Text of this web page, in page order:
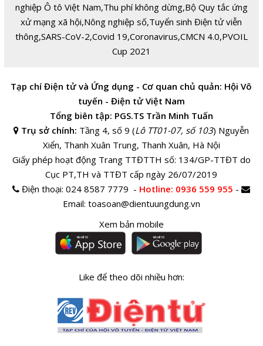
nghiệp Ô tô Việt Nam,Thu phí không dừng,Bộ Quy tắc ứng
xử mạng xã hội,Nông nghiệp số,Tuyển sinh Điện tử viễn
thông,SARS-CoV-2,Covid 19,Coronavirus,CMCN 4.0,PVOIL
Cup 2021
Tạp chí Điện tử và Ứng dụng - Cơ quan chủ quản: Hội Vô
tuyến - Điện tử Việt Nam
Tổng biên tập: PGS.TS Trần Minh Tuấn
Trụ sở chính: Tầng 4, số 9 (Lô TT01-07, số 103) Nguyễn
Xiển, Thanh Xuân Trung, Thanh Xuân, Hà Nội
Giấy phép hoạt động Trang TTĐTTH số: 134/GP-TTĐT do
Cục PT,TH và TTĐT cấp ngày 26/07/2019
Điện thoại:024 8587 7779 - Hotline: 0936 559 955 -
Email: toasoan@dientuungdung.vn
Xem bản mobile
Like để theo dõi nhiều hơn: